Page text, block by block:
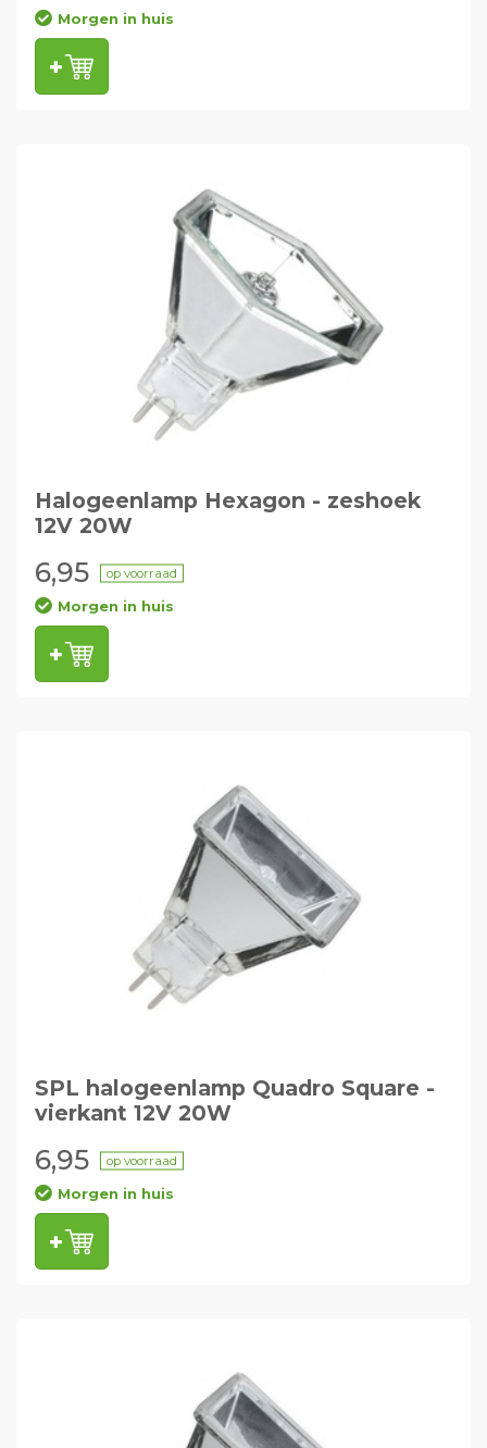
Morgen in huis
Halogeenlamp Hexagon - zeshoek
12V 20W
6,95 op voorraad
Morgen in huis
SPL halogeenlamp Quadro Square -
vierkant 12V 20W
6,95 op voorraad
Morgen in huis